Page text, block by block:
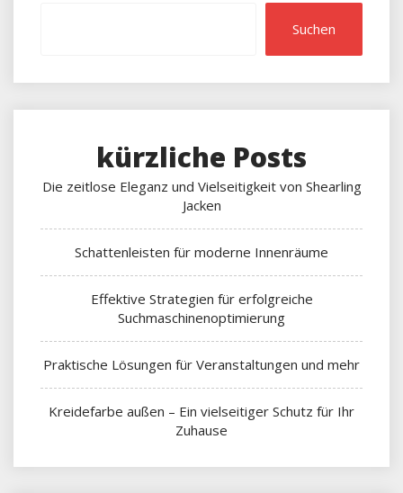
Suchen
kürzliche Posts
Die zeitlose Eleganz und Vielseitigkeit von Shearling
Jacken
Schattenleisten für moderne Innenräume
Effektive Strategien für erfolgreiche
Suchmaschinenoptimierung
Praktische Lösungen für Veranstaltungen und mehr
Kreidefarbe außen – Ein vielseitiger Schutz für Ihr
Zuhause